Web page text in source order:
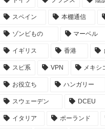
スペイン 本棚通信
ゾンビもの マーベル
イギリス 香港
スピ系 VPN メキシ
お役立ち ハンガリー
スウェーデン DCEU
イタリア ポーランド